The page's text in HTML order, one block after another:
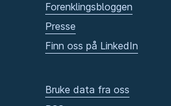
Forenklingsbloggen
Presse
Finn oss på LinkedIn
Bruke data fra oss